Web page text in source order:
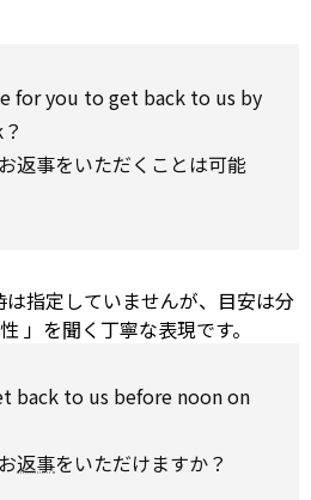
foryou toget back to us by
返事をいただくことは可能
は指定していませんが、目安は分
」を聞く丁寧な表現です。
back to us before noonon
返事をいただけますか？